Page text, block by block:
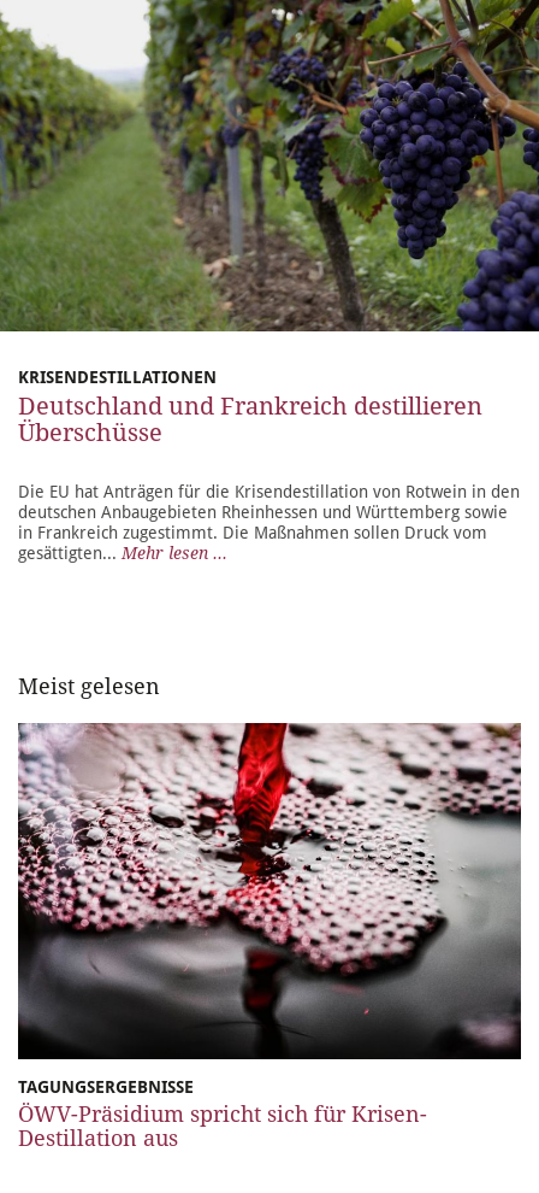
KRISENDESTILLATIONEN
Deutschland und Frankreich destillieren
Überschüsse
Die EU hat Anträgen für die Krisendestillation von Rotwein in den
deutschen Anbaugebieten Rheinhessen und Württemberg sowie
in Frankreich zugestimmt. Die Maßnahmen sollen Druck vom
gesättigten...Mehr lesen ...
Meist gelesen
TAGUNGSERGEBNISSE
ÖWV-Präsidium spricht sich für Krisen-
Destillation aus